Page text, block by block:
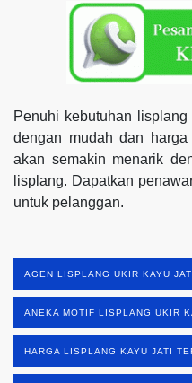
Penuhi kebutuhan
dengan mudah dan
akan semakin menarik
lisplang. Dapatkan
untuk pelanggan.
AGEN LISPLANG UKIR KAYU
ANEKA MOTIF LISPLANG UKIR
HARGA LISPLANG KAYU JATI